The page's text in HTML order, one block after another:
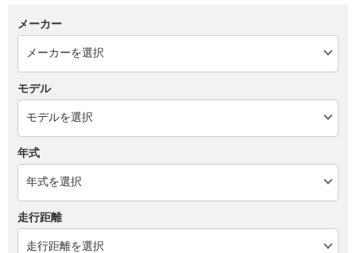
メーカー
モデル
年式
走行距離